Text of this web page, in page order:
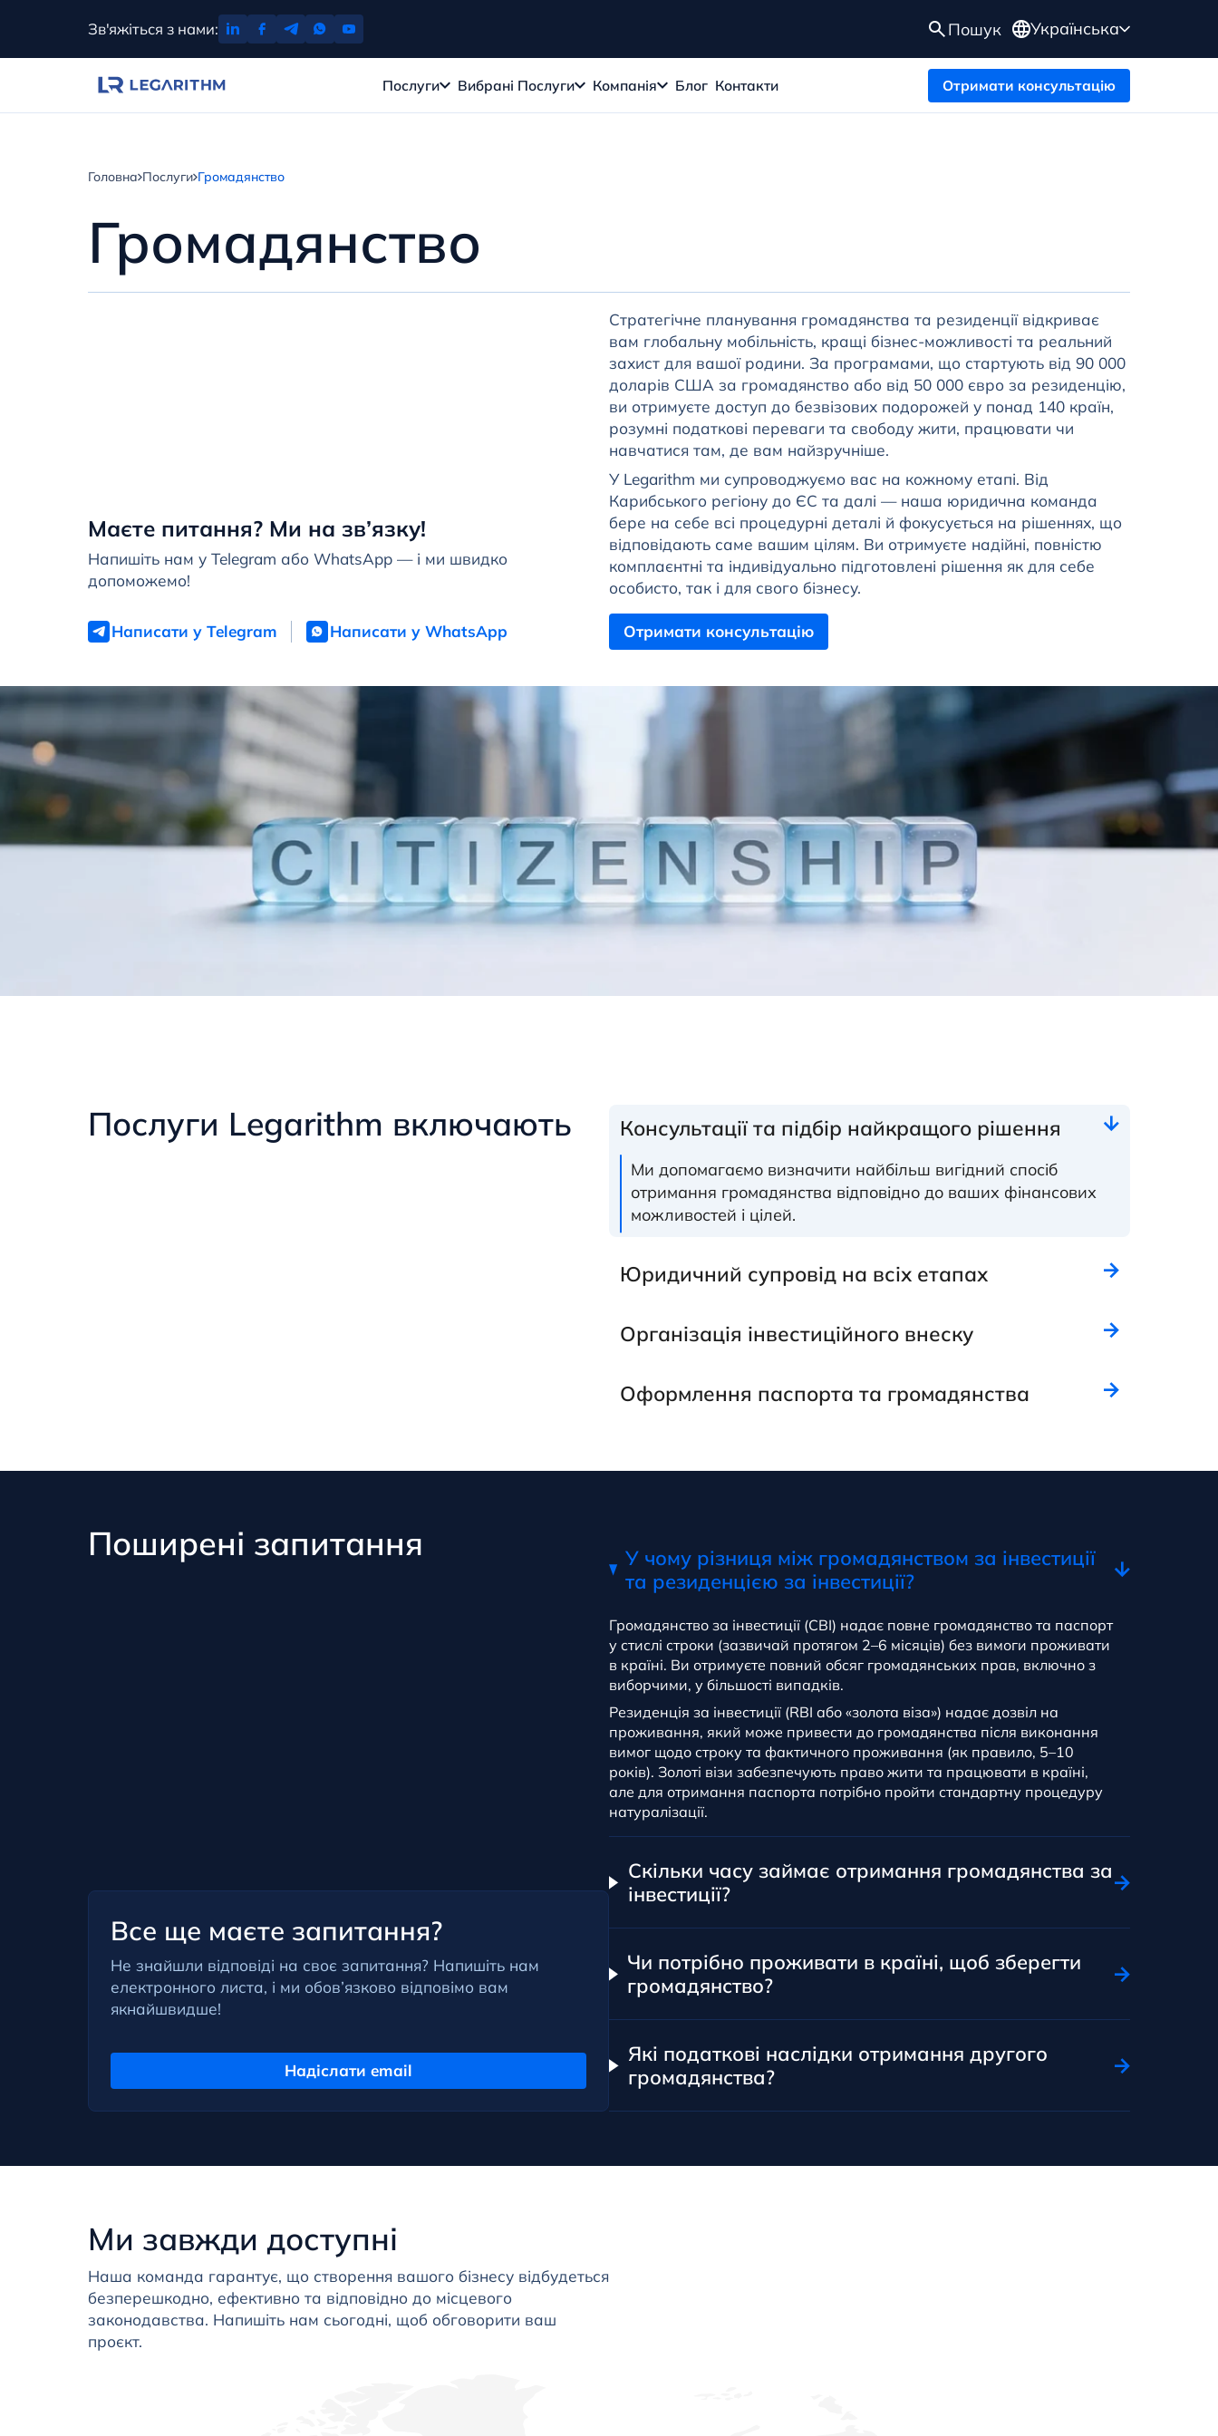
Зв'яжіться з нами: Пошук Українська
Послуги Вибрані Послуги Компанія Блог Контакти Отримати консультацію
Головна Послуги Громадянство
Громадянство
Маєте питання? Ми на зв’язку!
Напишіть нам у Telegram або WhatsApp — і ми швидко
допоможемо!
Написати у Telegram Написати у WhatsApp
Стратегічне планування громадянства та резиденції відкриває
вам глобальну мобільність, кращі бізнес-можливості та реальний
захист для вашої родини. За програмами, що стартують від 90 000
доларів США за громадянство або від 50 000 євро за резиденцію,
ви отримуєте доступ до безвізових подорожей у понад 140 країн,
розумні податкові переваги та свободу жити, працювати чи
навчатися там, де вам найзручніше.
У Legarithm ми супроводжуємо вас на кожному етапі. Від
Карибського регіону до ЄС та далі — наша юридична команда
бере на себе всі процедурні деталі й фокусується на рішеннях, що
відповідають саме вашим цілям. Ви отримуєте надійні, повністю
комплаєнтні та індивідуально підготовлені рішення як для себе
особисто, так і для свого бізнесу.
Отримати консультацію
Послуги Legarithm включають Консультації та підбір найкращого рішення
Ми допомагаємо визначити найбільш вигідний спосіб
отримання громадянства відповідно до ваших фінансових
можливостей і цілей.
Юридичний супровід на всіх етапах
Організація інвестиційного внеску
Оформлення паспорта та громадянства
Поширені запитання
Все ще маєте запитання?
Не знайшли відповіді на своє запитання? Напишіть нам
електронного листа, і ми обов’язково відповімо вам
якнайшвидше!
Надіслати email
У чому різниця між громадянством за інвестиції
та резиденцією за інвестиції?
Громадянство за інвестиції (CBI) надає повне громадянство та паспорт
у стислі строки (зазвичай протягом 2–6 місяців) без вимоги проживати
в країні. Ви отримуєте повний обсяг громадянських прав, включно з
виборчими, у більшості випадків.
Резиденція за інвестиції (RBI або «золота віза») надає дозвіл на
проживання, який може привести до громадянства після виконання
вимог щодо строку та фактичного проживання (як правило, 5–10
років). Золоті візи забезпечують право жити та працювати в країні,
але для отримання паспорта потрібно пройти стандартну процедуру
натуралізації.
Скільки часу займає отримання громадянства за
інвестиції?
Чи потрібно проживати в країні, щоб зберегти
громадянство?
Які податкові наслідки отримання другого
громадянства?
Ми завжди доступні
Наша команда гарантує, що створення вашого бізнесу відбудеться
безперешкодно, ефективно та відповідно до місцевого
законодавства. Напишіть нам сьогодні, щоб обговорити ваш
проєкт.